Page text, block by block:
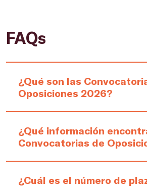
FAQs
¿Qué son las
Oposiciones 2026?
¿Qué información
Convocatorias de
¿Cuál es el número de